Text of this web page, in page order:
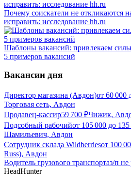
Почему соискатели не откликаются
исправить: исследование hh.ru
Шаблоны вакансий: привлекаем
5 примеров вакансий
Вакансии дня
Директор магазина (Авдон)от 60 000
Торговая сеть, Авдон
Продавец-кассир59 700 ₽Чижик,
Подсобный рабочийот 105 000 до
Шамильевич, Авдон
Сотрудник склада Wildberriesот 100
Russ), Авдон
Водитель грузового транспортаз/п не
HeadHunter